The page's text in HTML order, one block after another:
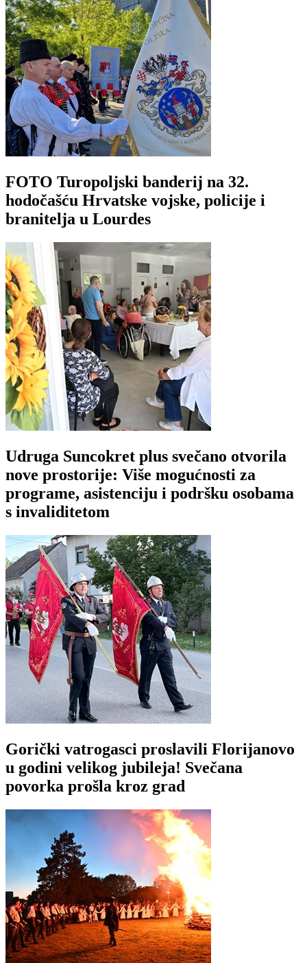
FOTO Turopoljski banderij na 32.
hodočašću Hrvatske vojske, policije i
branitelja u Lourdes
Udruga Suncokret plus svečano otvorila
nove prostorije: Više mogućnosti za
programe, asistenciju i podršku osobama
s invaliditetom
Gorički vatrogasci proslavili Florijanovo
u godini velikog jubileja! Svečana
povorka prošla kroz grad